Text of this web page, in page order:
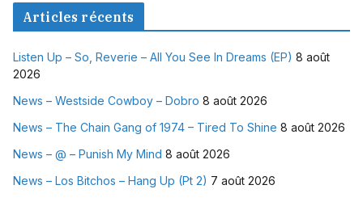
Articles récents
Listen Up – So, Reverie – All You See In Dreams (EP) 8 août
2026
News – Westside Cowboy – Dobro 8 août 2026
News – The Chain Gang of 1974 – Tired To Shine 8 août 2026
News – @ – Punish My Mind 8 août 2026
News – Los Bitchos – Hang Up (Pt 2) 7 août 2026